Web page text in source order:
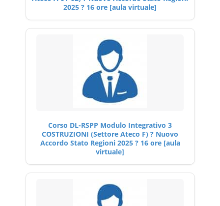
2025 ? 16 ore [aula virtuale]
Corso DL-RSPP Modulo Integrativo 3
COSTRUZIONI (Settore Ateco F) ? Nuovo
Accordo Stato Regioni 2025 ? 16 ore [aula
virtuale]